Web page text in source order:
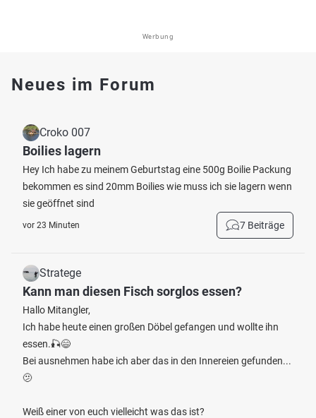
Werbung
Neues im Forum
Croko 007
Boilies lagern
Hey Ich habe zu meinem Geburtstag eine 500g Boilie Packung
bekommen es sind 20mm Boilies wie muss ich sie lagern wenn
sie geöffnet sind
vor 23 Minuten 7 Beiträge
Stratege
Kann man diesen Fisch sorglos essen?
Hallo Mitangler,
Ich habe heute einen großen Döbel gefangen und wollte ihn
essen.🎣😄
Bei ausnehmen habe ich aber das in den Innereien gefunden...
🫤
Weiß einer von euch vielleicht was das ist?